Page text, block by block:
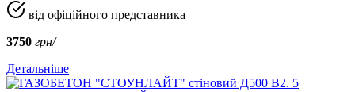
від офіційного представника
3750 грн/
Детальніше